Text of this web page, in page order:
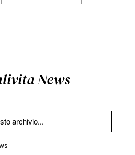
News